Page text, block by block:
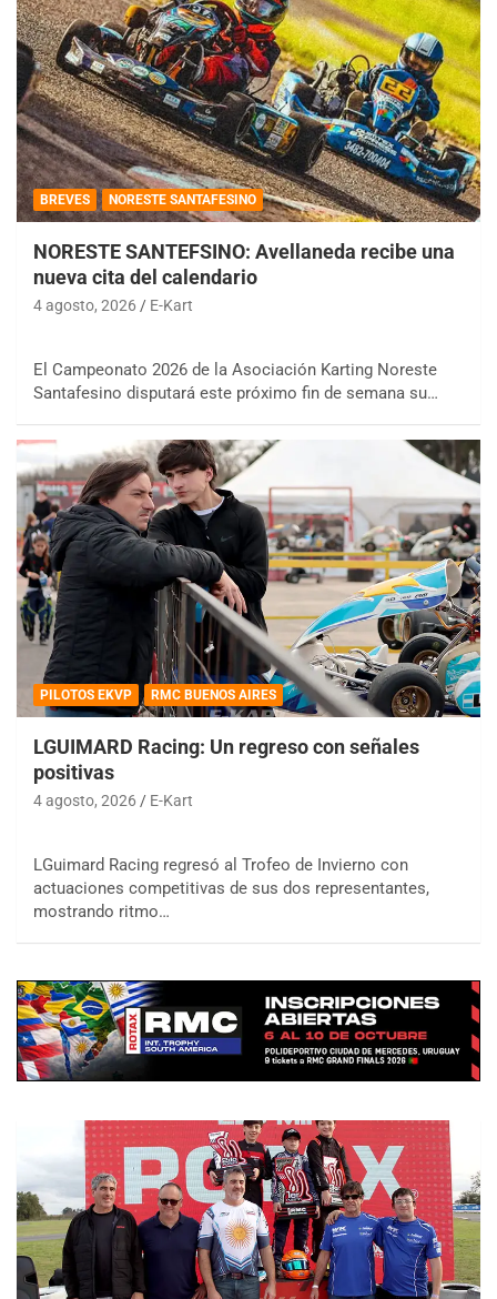
BREVES NORESTE SANTAFESINO
NORESTE SANTEFSINO: Avellaneda recibe una
nueva cita del calendario
4 agosto, 2026 E-Kart
El Campeonato 2026 de la Asociación Karting Noreste
Santafesino disputará este próximo fin de semana su…
PILOTOS EKVP RMC BUENOS AIRES
LGUIMARD Racing: Un regreso con señales
positivas
4 agosto, 2026 E-Kart
LGuimard Racing regresó al Trofeo de Invierno con
actuaciones competitivas de sus dos representantes,
mostrando ritmo…